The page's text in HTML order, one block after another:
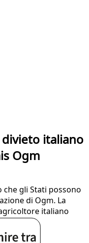
italiano
Ogm
che gli Stati possono
di Ogm. La
italiano